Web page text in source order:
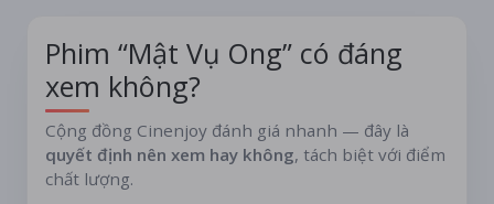
Phim “Mật Vụ Ong” có đáng
xem không?
Cộng đồng Cinenjoy đánh giá nhanh — đây là
quyết định nên xem hay không, tách biệt với điểm
chất lượng.